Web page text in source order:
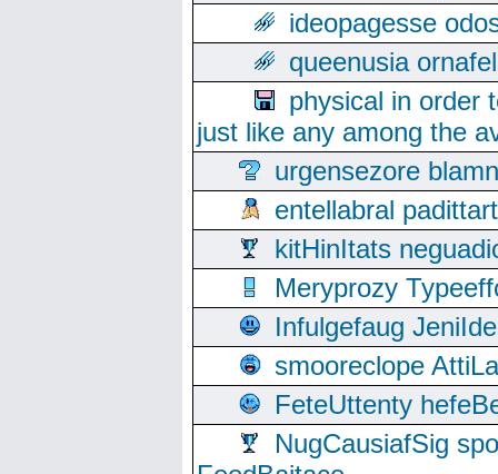
ideopagesse
queenusia
physical in order
just like any among the
urgensezore
entellabral
kitHinItats
Meryprozy
Infulgefaug
smooreclope
FeteUttenty
NugCausiafSig